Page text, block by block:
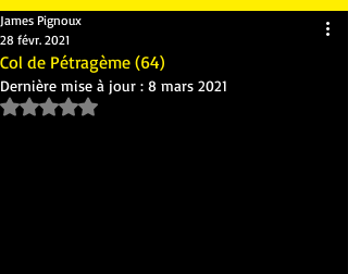
Col de Pétragème (64)
James Pignoux
28 févr. 2021
Dernière mise à jour : 8 mars 2021
Noté NaN étoiles sur 5.